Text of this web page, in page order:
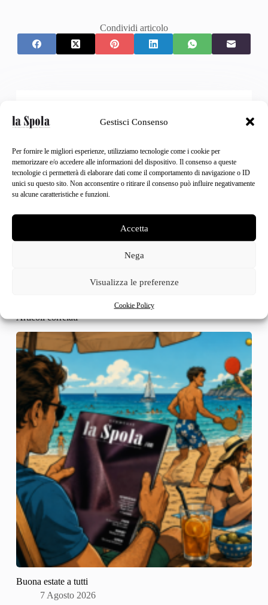
Gestisci Consenso
Per fornire le migliori esperienze, utilizziamo tecnologie come i cookie per
memorizzare e/o accedere alle informazioni del dispositivo. Il consenso a queste
tecnologie ci permetterà di elaborare dati come il comportamento di navigazione o ID
unici su questo sito. Non acconsentire o ritirare il consenso può influire negativamente
su alcune caratteristiche e funzioni.
Accetta
Nega
Visualizza le preferenze
Cookie Policy
Condividi articolo
La Spola
Articoli correlati
Buona estate a tutti
7 Agosto 2026